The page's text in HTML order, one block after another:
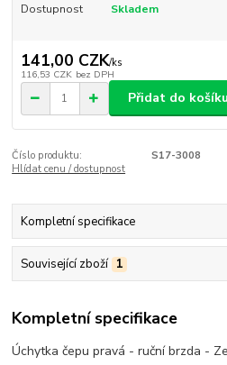
Dostupnost Skladem
141,00 CZK/ks
116,53 CZK bez DPH
Přidat do košíku
Číslo produktu:
S17-3008
Hlídat cenu / dostupnost
Kompletní specifikace
Související zboží 1
Kompletní specifikace
Úchytka čepu pravá - ruční brzda -